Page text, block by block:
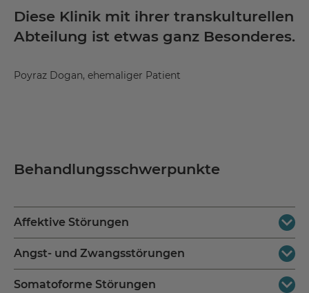
Diese Klinik mit ihrer transkulturellen
Abteilung ist etwas ganz Besonderes.
Poyraz Dogan, ehemaliger Patient
Behandlungsschwerpunkte
Affektive Störungen
Affektive Störungen sind Störungen der persönlichen
Stimmung und des inneren Antriebs. Dazu gehören:
Angst- und Zwangsstörungen
Ängste sind völlig normal und sogar lebensnotwendig.
Somatoforme Störungen